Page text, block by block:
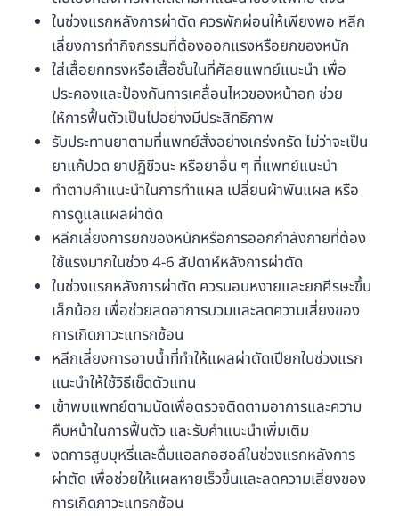
ในช่วงแรกหลังการผ่าตัด ควรพักผ่อนให้เพียงพอ หลีก
เลี่ยงการทำกิจกรรมที่ต้องออกแรงหรือยกของหนัก
ใส่เสื้อยกทรงหรือเสื้อชั้นในที่ศัลยแพทย์แนะนำ เพื่อ
ประคองและป้องกันการเคลื่อนไหวของหน้าอก ช่วย
ให้การฟื้นตัวเป็นไปอย่างมีประสิทธิภาพ
รับประทานยาตามที่แพทย์สั่งอย่างเคร่งครัด ไม่ว่าจะเป็น
ยาแก้ปวด ยาปฏิชีวนะ หรือยาอื่น ๆ ที่แพทย์แนะนำ
ทำตามคำแนะนำในการทำแผล เปลี่ยนผ้าพันแผล หรือ
การดูแลแผลผ่าตัด
หลีกเลี่ยงการยกของหนักหรือการออกกำลังกายที่ต้อง
ใช้แรงมากในช่วง 4-6 สัปดาห์หลังการผ่าตัด
ในช่วงแรกหลังการผ่าตัด ควรนอนหงายและยกศีรษะขึ้น
เล็กน้อย เพื่อช่วยลดอาการบวมและลดความเสี่ยงของ
การเกิดภาวะแทรกซ้อน
หลีกเลี่ยงการอาบน้ำที่ทำให้แผลผ่าตัดเปียกในช่วงแรก
แนะนำให้ใช้วิธีเช็ดตัวแทน
เข้าพบแพทย์ตามนัดเพื่อตรวจติดตามอาการและความ
คืบหน้าในการฟื้นตัว และรับคำแนะนำเพิ่มเติม
งดการสูบบุหรี่และดื่มแอลกอฮอล์ในช่วงแรกหลังการ
ผ่าตัด เพื่อช่วยให้แผลหายเร็วขึ้นและลดความเสี่ยงของ
การเกิดภาวะแทรกซ้อน